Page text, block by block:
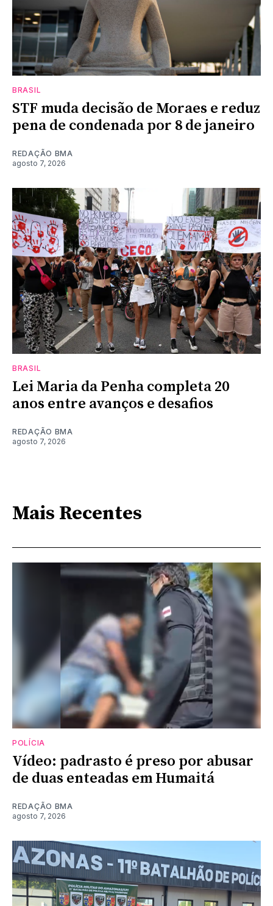
BRASIL
STF muda decisão de Moraes e reduz
pena de condenada por 8 de janeiro
REDAÇÃO BMA
agosto 7, 2026
BRASIL
Lei Maria da Penha completa 20
anos entre avanços e desafios
REDAÇÃO BMA
agosto 7, 2026
Mais Recentes
POLÍCIA
Vídeo: padrasto é preso por abusar
de duas enteadas em Humaitá
REDAÇÃO BMA
agosto 7, 2026